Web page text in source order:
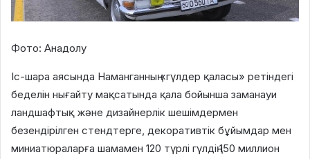
Фото: Анадолу
Іс-шара аясында Наманганның «гүлдер қаласы» ретіндегі
беделін нығайту мақсатында қала бойынша заманауи
ландшафтық және дизайнерлік шешімдермен
безендірілген стендтерге, декоративтік бұйымдар мен
миниатюраларға шамамен 120 түрлі гүлдің 150 миллион